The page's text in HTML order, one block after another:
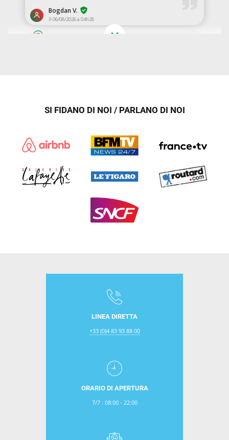
SI FIDANO DI NOI / PARLANO DI NOI
LINEA DIRETTA
+33 (0)4 83 93 88 00
ORARIO DI APERTURA
7/7 : 08:00 - 22:00